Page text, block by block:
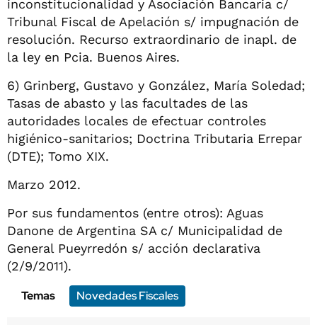
inconstitucionalidad y Asociación Bancaria c/
Tribunal Fiscal de Apelación s/ impugnación de
resolución. Recurso extraordinario de inapl. de
la ley en Pcia. Buenos Aires.
6) Grinberg, Gustavo y González, María Soledad;
Tasas de abasto y las facultades de las
autoridades locales de efectuar controles
higiénico-sanitarios; Doctrina Tributaria Errepar
(DTE); Tomo XIX.
Marzo 2012.
Por sus fundamentos (entre otros): Aguas
Danone de Argentina SA c/ Municipalidad de
General Pueyrredón s/ acción declarativa
(2/9/2011).
Temas
Novedades Fiscales